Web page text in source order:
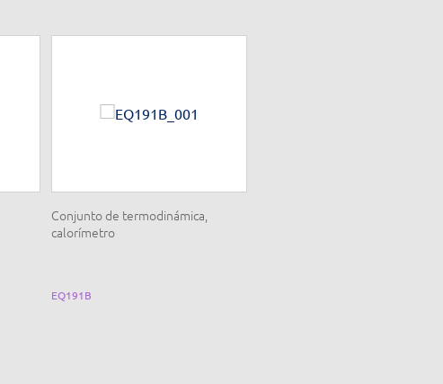
Conjunto de termodinámica,
calorímetro
EQ191B